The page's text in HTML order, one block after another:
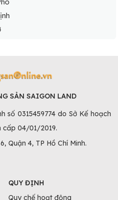
SẢN SAIGON LAND
số 0315459774 do Sở Kế hoạch
cấp 04/01/2019.
Quận 4, TP Hồ Chí Minh.
QUY ĐỊNH
Quy chế hoạt động